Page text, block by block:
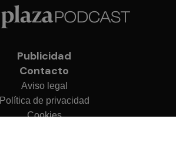
Publicidad
Contacto
Aviso legal
Política de privacidad
Cookies